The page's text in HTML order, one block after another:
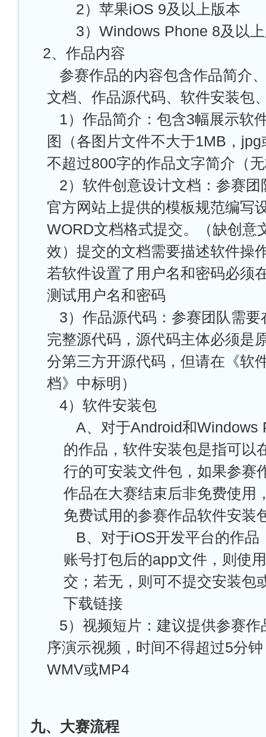
2）苹果iOS 9及以上版本
3）Windows Phone 8及以
2、作品内容
参赛作品的内容包含作品简介
文档、作品源代码、软件安装包
1）作品简介：包含3幅展示软
图（各图片文件不大于1MB，
不超过800字的作品文字简介（
2）软件创意设计文档：参赛
官方网站上提供的模板规范编写
WORD文档格式提交。（缺创意
效）提交的文档需要描述软件操
若软件设置了用户名和密码必须
测试用户名和密码
3）作品源代码：参赛团队需
完整源代码，源代码主体必须是
分第三方开源代码，但请在《软
档》中标明）
4）软件安装包
A、对于Android和Windows
的作品，软件安装包是指可以
行的可安装文件包，如果参赛
作品在大赛结束后非免费使用
免费试用的参赛作品软件安装
B、对于iOS开发平台的作品
账号打包后的app文件，则使
交；若无，则可不提交安装包
下载链接
5）视频短片：建议提供参赛
序演示视频，时间不得超过5分
WMV或MP4
九、大赛流程